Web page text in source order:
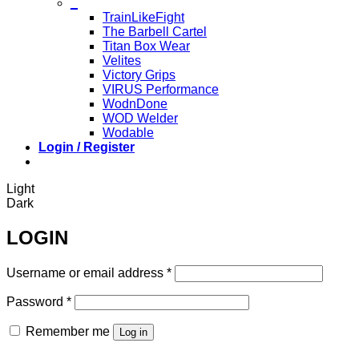
TrainLikeFight
The Barbell Cartel
Titan Box Wear
Velites
Victory Grips
VIRUS Performance
WodnDone
WOD Welder
Wodable
Login / Register
Light
Dark
LOGIN
Username or email address *Required
Password *Required
Remember me Log in